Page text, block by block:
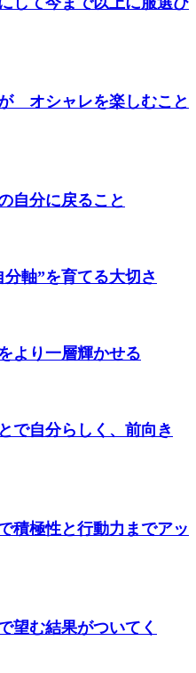
オシャレを楽しむこと
自分に戻ること
軸”を育てる大切さ
より一層輝かせる
で自分らしく、前向き
積極性と行動力までアッ
望む結果がついてく